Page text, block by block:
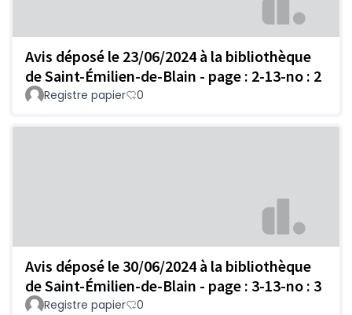
Avis déposé le 23/06/2024 à la bibliothèque
de Saint-Émilien-de-Blain - page : 2-13-no : 2
Registre papier 0
Avis déposé le 30/06/2024 à la bibliothèque
de Saint-Émilien-de-Blain - page : 3-13-no : 3
Registre papier 0